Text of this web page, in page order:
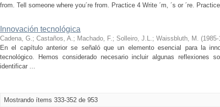
from. Tell someone where you´re from. Practice 4 Write ´m, ´s or ´re.
Innovación tecnológica
Cadena, G.; Castaños, A.; Machado, F.; Solleiro, J.L.; Waissbluth, M. (
En el capítulo anterior se señaló que un elemento esencial para la
tecnológico. Hemos considerado necesario incluir algunas reflexiones
identificar ...
Mostrando ítems 333-352 de 953